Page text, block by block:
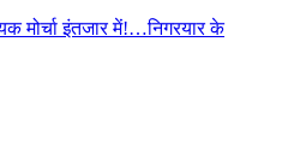
मोर्चा इंतजार में!…निगरयार के